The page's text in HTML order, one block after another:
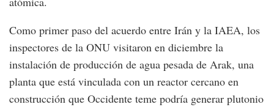
Como primer paso del acuerdo entre Irán y la IAEA, los
inspectores de la ONU visitaron en diciembre la
instalación de producción de agua pesada de Arak, una
planta que está vinculada con un reactor cercano en
construcción que Occidente teme podría generar plutonio